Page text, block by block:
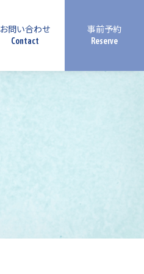
お問い合わせ
Contact
事前予約
Reserve